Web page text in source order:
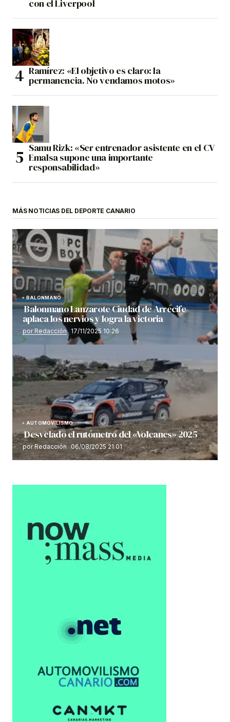
con el Liverpool
Ramírez: «El objetivo es claro: la
permanencia. No vendamos motos»
Samu Rizk: «Ser entrenador asistente en el CV
Emalsa supone una importante
responsabilidad»
MÁS NOTICIAS DEL DEPORTE CANARIO
BALONMANO
Balonmano Lanzarote Ciudad de Arrecife
aplaca los nervios y logra la victoria
por Redacción 17/11/2025 10:26
AUTOMOVILISMO
Desvelado el rutómetro del «Volcanes» 2025
por Redacción 06/08/2025 21:01